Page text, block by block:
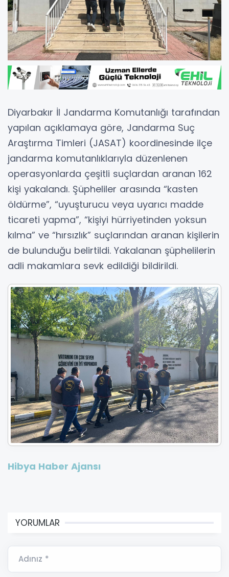
Diyarbakır İl Jandarma Komutanlığı tarafından
yapılan açıklamaya göre, Jandarma Suç
Araştırma Timleri (JASAT) koordinesinde ilçe
jandarma komutanlıklarıyla düzenlenen
operasyonlarda çeşitli suçlardan aranan 162
kişi yakalandı. Şüpheliler arasında “kasten
öldürme”, “uyuşturucu veya uyarıcı madde
ticareti yapma”, “kişiyi hürriyetinden yoksun
kılma” ve “hırsızlık” suçlarından aranan kişilerin
de bulunduğu belirtildi. Yakalanan şüphelilerin
adli makamlara sevk edildiği bildirildi.
Hibya Haber Ajansı
YORUMLAR
Adınız *